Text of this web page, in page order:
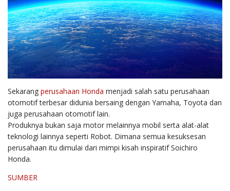
Sekarang perusahaan Honda menjadi salah satu perusahaan
otomotif terbesar didunia bersaing dengan Yamaha, Toyota dan
juga perusahaan otomotif lain.
Produknya bukan saja motor melainnya mobil serta alat-alat
teknologi lainnya seperti Robot. Dimana semua kesuksesan
perusahaan itu dimulai dari mimpi kisah inspiratif Soichiro
Honda.
SUMBER